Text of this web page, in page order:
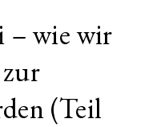
– wie wir
(Teil